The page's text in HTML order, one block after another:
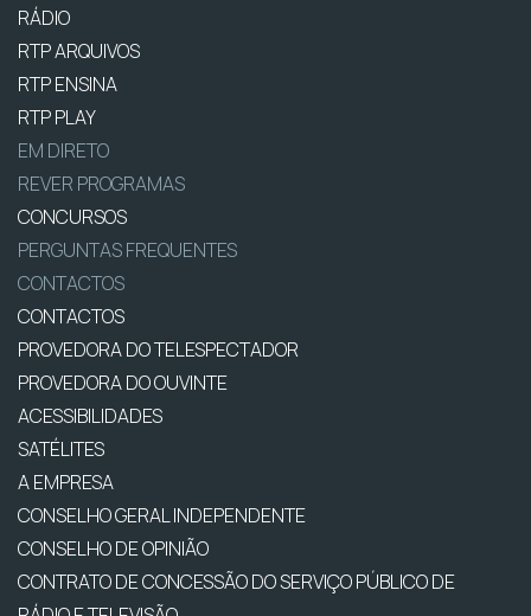
RÁDIO
RTP ARQUIVOS
RTP ENSINA
RTP PLAY
EM DIRETO
REVER PROGRAMAS
CONCURSOS
PERGUNTAS FREQUENTES
CONTACTOS
CONTACTOS
PROVEDORA DO TELESPECTADOR
PROVEDORA DO OUVINTE
ACESSIBILIDADES
SATÉLITES
A EMPRESA
CONSELHO GERAL INDEPENDENTE
CONSELHO DE OPINIÃO
CONTRATO DE CONCESSÃO DO SERVIÇO PÚBLICO DE